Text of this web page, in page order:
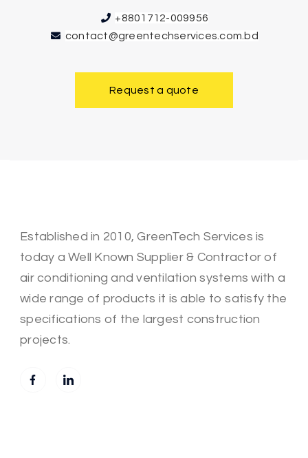
+8801712-009956
contact@greentechservices.com.bd
Request a quote
Established in 2010, GreenTech Services is
today a Well Known Supplier & Contractor of
air conditioning and ventilation systems with a
wide range of products it is able to satisfy the
specifications of the largest construction
projects.